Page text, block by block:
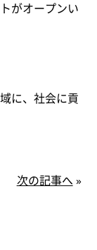
がオープンい
に、社会に貢
次の記事へ »